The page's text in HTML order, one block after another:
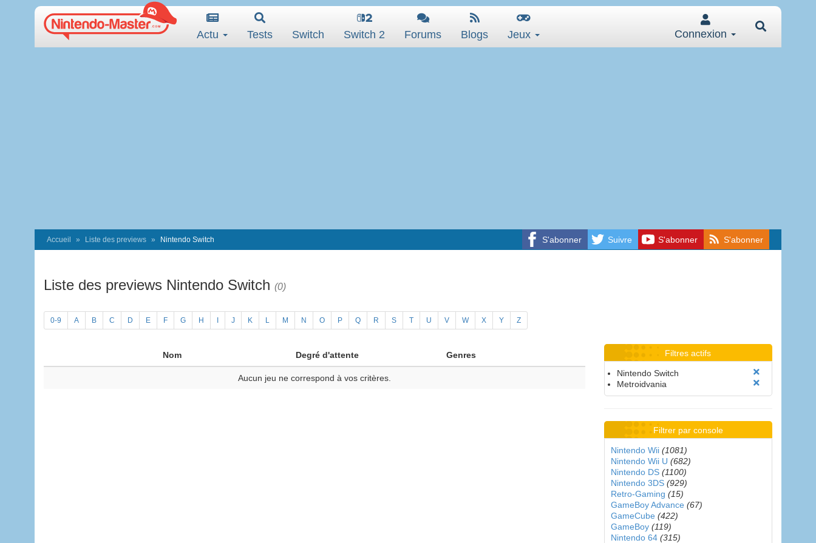
Actu Tests Switch Switch 2 Forums Blogs Jeux Connexion
S'abonner Suivre S'abonner S'abonner
Accueil Liste des previews Nintendo Switch
Liste des previews Nintendo Switch (0)
0-9 A B C D E F G H J K L M N O P Q R S T U V W X Y Z
Nom Degré d'attente Genres
Aucun jeu ne correspond à vos critères.
Filtres actifs
Nintendo Switch
Metroidvania
Filtrer par console
Nintendo Wii (1081)
Nintendo Wii U (682)
Nintendo DS (1100)
Nintendo 3DS (929)
Retro-Gaming (15)
GameBoy Advance (67)
GameCube (422)
GameBoy (119)
Nintendo 64 (315)